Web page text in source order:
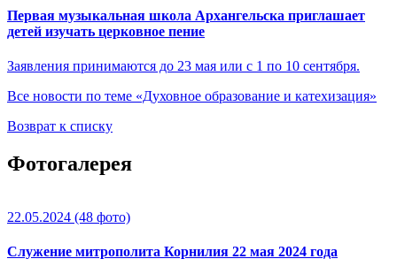
Первая музыкальная школа Архангельска приглашает
детей изучать церковное пение
Заявления принимаются до 23 мая или с 1 по 10 сентября.
Все новости по теме «Духовное образование и катехизация»
Возврат к списку
Фотогалерея
22.05.2024 (48 фото)
Служение митрополита Корнилия 22 мая 2024 года